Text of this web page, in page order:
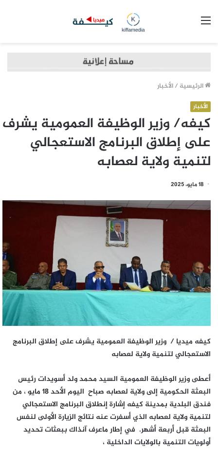
الرئيسية /الأخبار
الأخبار
كيفه/ وزير الوظيفة العمومية يشرف
على إطلاق البرنامج الاستعجالي
لتنمية ولاية لعصابه
18 مايو، 2025
كيفه ميديا / وزير الوظيفة العمومية يشرف على إطلاق البرنامج
الاستعجالي لتنمية ولاية لعصابه
أعطى وزير الوظيفة العمومية السيد محمد ولد أسويدات رئيس
البعثة الحكومية إلى ولاية لعصابه صباح اليوم الأحد 18 مايو ، من
فندق البلدية بمدينة كيفه إشارة إنطلاق البرنامج الاستعجالي
لتنمية ولاية لعصابه الذي أسفرت عنه نتائج الزيارة الأولى لنفس
البعثة قبل أربعة أشهر. في إطار ماعرف آنذاك ببعثات تحديد
أولويات التنمية بالولايات الداخلية ،